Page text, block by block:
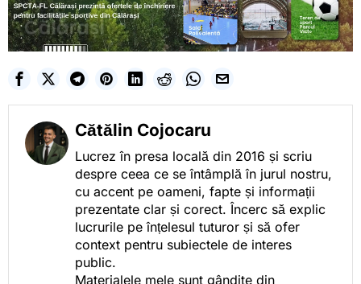
Cătălin Cojocaru
Lucrez în presa locală din 2016 și scriu
despre ceea ce se întâmplă în jurul nostru,
cu accent pe oameni, fapte și informații
prezentate clar și corect. Încerc să explic
lucrurile pe înțelesul tuturor și să ofer
context pentru subiectele de interes
public.
Materialele mele sunt gândite din